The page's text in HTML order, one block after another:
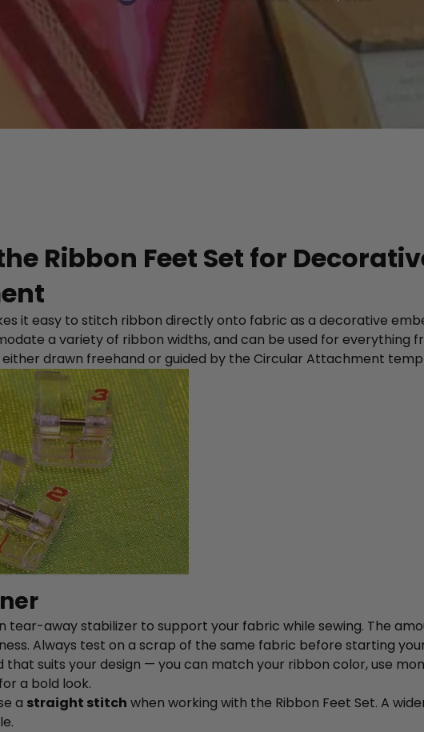
Ribbon Feet Set for
it easy to stitch ribbon directly onto fabric as a decorative
a variety of ribbon widths, and can be used for everything
drawn freehand or guided by the Circular Attachment
tear-away stabilizer to support your fabric while sewing. The
Always test on a scrap of the same fabric before starting
that suits your design — you can match your ribbon color, use
a bold look.
a straight stitch when working with the Ribbon Feet Set. A